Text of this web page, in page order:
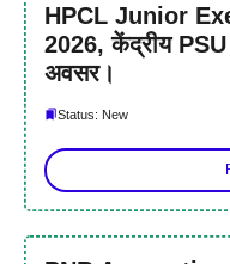
HPCL Junior
2026, केंद्रीय PSU
अवसर।
Status: New